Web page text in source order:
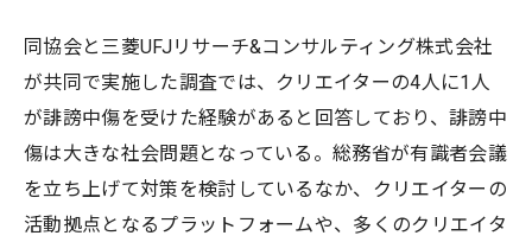
同協会と三菱UFJリサーチ&コンサルティング株式会社
が共同で実施した調査では、クリエイターの4人に1人
が誹謗中傷を受けた経験があると回答しており、誹謗中
傷は大きな社会問題となっている。総務省が有識者会議
を立ち上げて対策を検討しているなか、クリエイターの
活動拠点となるプラットフォームや、多くのクリエイタ